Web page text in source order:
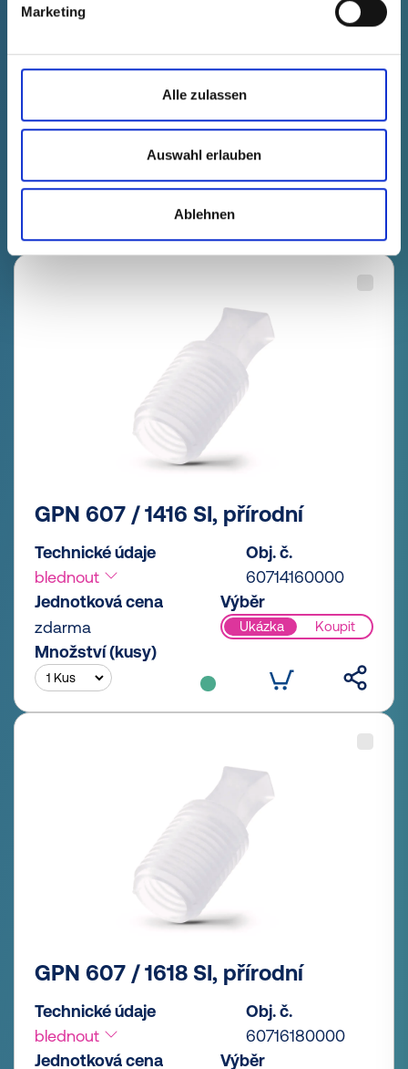
Marketing
Alle zulassen
Auswahl erlauben
Ablehnen
GPN 607 / 1214 SI, přírodní
blednout
Obj. č.
60712140000
Množství (kusy)
GPN 607 / 1416 SI, přírodní
Technické údaje
blednout
Obj. č.
60714160000
Jednotková cena
zdarma
Výběr
Ukázka Koupit
Množství (kusy)
GPN 607 / 1618 SI, přírodní
Technické údaje
blednout
Obj. č.
60716180000
Jednotková cena
Výběr